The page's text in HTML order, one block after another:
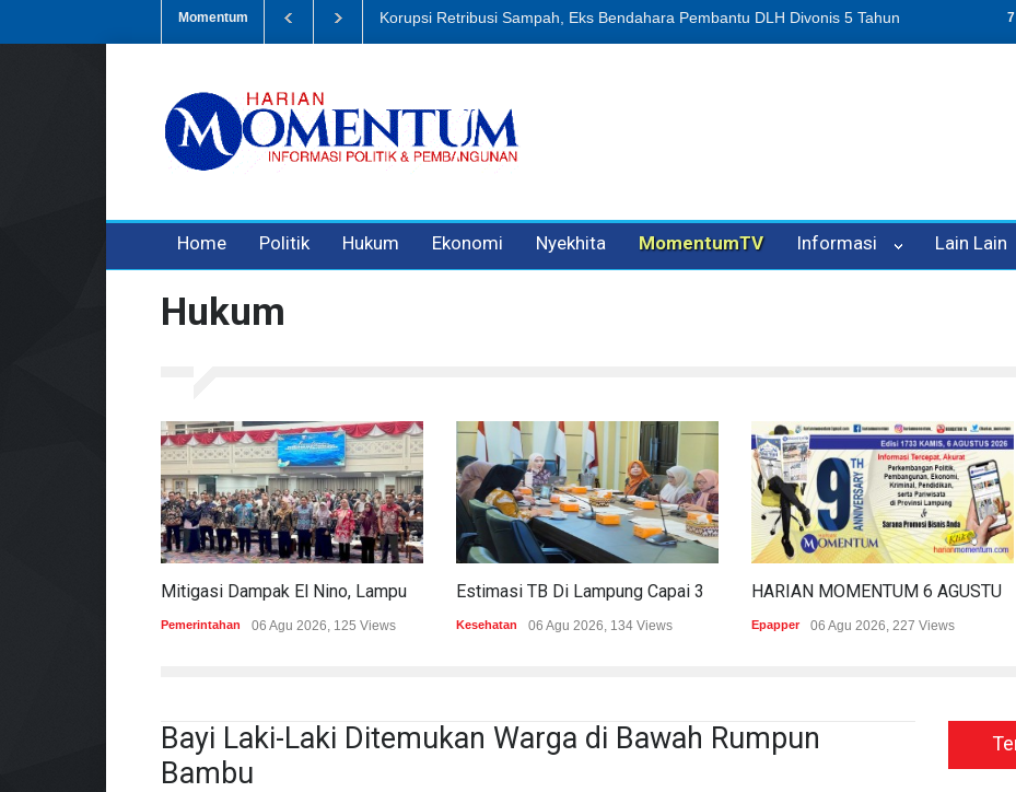
Momentum
Eks Bendahara Pembantu DLH Divonis 5 Tahun Dugaan Penipuan Oleh Oknum Kadis, Kuasa Hukum Pelapor Desak Polisi Tetapkan P-21
Home Politik Hukum Ekonomi Nyekhita MomentumTV Informasi Lain Lain
Hukum
Pemerintahan 06 Agu 2026, 125 Views Kesehatan 06 Agu 2026, 134 Views Epapper 06 Agu 2026, 227 Views
Bayi Laki-Laki Ditemukan Warga di Bawah Rumpun
Bambu